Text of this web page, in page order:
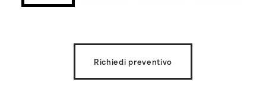
Richiedi preventivo